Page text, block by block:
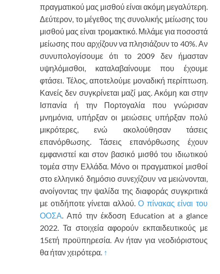
πραγματικού μας μισθού είναι ακόμη μεγαλύτερη.
Δεύτερον, το μέγεθος της συνολικής μείωσης του
μισθού μας είναι τρομακτικό. Μιλάμε για ποσοστά
μείωσης που αρχίζουν να πλησιάζουν το 40%. Αν
συνυπολογίσουμε ότι το 2009 δεν ήμασταν
υψηλόμισθοι, καταλαβαίνουμε που έχουμε
φτάσει. Τέλος, αποτελούμε μοναδική περίπτωση.
Κανείς δεν συγκρίνεται μαζί μας. Ακόμη και στην
Ισπανία ή την Πορτογαλία που γνώρισαν
μνημόνια, υπήρξαν οι μειώσεις υπήρξαν πολύ
μικρότερες, ενώ ακολούθησαν τάσεις
επανόρθωσης. Τάσεις επανόρθωσης έχουν
εμφανιστεί και στον βασικό μισθό του ιδιωτικού
τομέα στην Ελλάδα. Μόνο οι πραγματικοί μισθοί
στο ελληνικό δημόσιο συνεχίζουν να μειώνονται,
ανοίγοντας την ψαλίδα της διαφοράς συγκριτικά
με οτιδήποτε γίνεται αλλού.Ο πίνακας είναι του
ΟΟΣΑ. Από την έκδοση Education at a glance
2022. Τα στοιχεία αφορούν εκπαιδευτικούς με
15ετή προϋπηρεσία. Αν ήταν για νεοδιόριστους
θα ήταν χειρότερα. ↑